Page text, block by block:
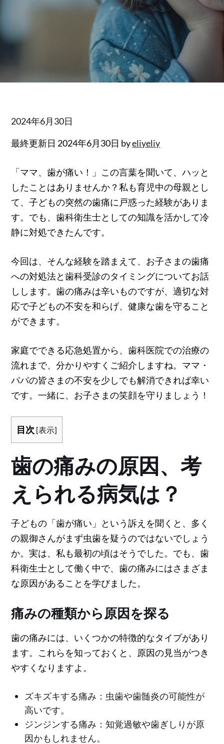
Posted
2024年6月30日
最終更新日 2024年6月30日 byeliyeliy
「ママ、歯が痛い！」この言葉を聞いて、ハッと
したことはありませんか？私も育児中の母親とし
て、子どもの突然の歯痛に戸惑った経験がありま
す。でも、歯科衛生士としての知識を活かして冷
静に対処できたんです。
今回は、そんな経験を踏まえて、お子さまの歯痛
への対処法と歯科受診のタイミングについてお話
しします。歯の痛みは辛いものですが、適切な対
応で子どもの不安を和らげ、健康な歯を守ること
ができます。
家庭でできる応急処置から、歯科医院での治療の
流れまで、分かりやすくご紹介しますね。ママ・
パパの皆さまの不安を少しでも解消できれば幸い
です。一緒に、お子さまの笑顔を守りましょう！
目次 [表示]
歯の痛みの原因、考
えられる病気は？
子どもの「歯が痛い」という訴えを聞くと、多く
の親御さんがまず虫歯を疑うのではないでしょう
か。実は、私も最初の頃はそうでした。でも、歯
科衛生士として働く中で、歯の痛みにはさまざま
な原因があることを学びました。
痛みの種類から原因を探る
歯の痛みには、いくつかの特徴的なタイプがあり
ます。これらを知っておくと、原因の見当がつき
やすくなりますよ。
ズキズキする痛み：虫歯や歯髄炎の可能性が
高いです。
ジンジンする痛み：知覚過敏や歯ぎしりが原
因かもしれません。